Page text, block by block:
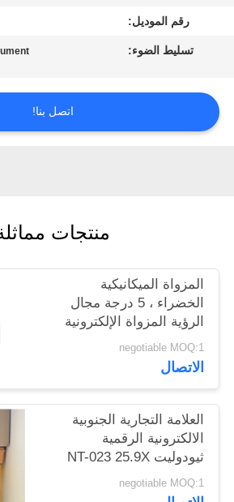
اطلب
اقتباس
POLICY
رقم الموديل:
تسليط الضوء:
اتصل بنا!
منتجات
المزواة الميكانيكية
الخضراء ، 5 درجة مجال
الرؤية المزواة الإلكترونية
negotiable MOQ:1
الاتصال
العلامة التجارية الجنوبية
الالكترونية الرقمية
ثيودوليت NT-023 25.9X
المحطة الكلية دقيقة
negotiable MOQ:1